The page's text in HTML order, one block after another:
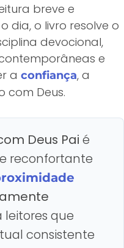
breve e
dia, o livro resolve o
devocional,
e
a confiança, a
com Deus.
Deus Pai é
reconfortante
leitores que
consistente